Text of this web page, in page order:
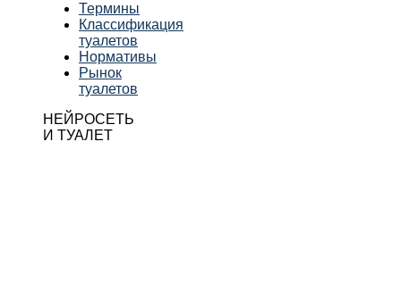
Термины
Классификация
туалетов
Нормативы
Рынок
туалетов
НЕЙРОСЕТЬ
И ТУАЛЕТ